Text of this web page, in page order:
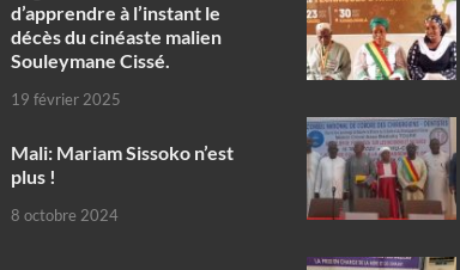
d’apprendre à l’instant le
décès du cinéaste malien
Souleymane Cissé.
19 février 2025
Mali: Mariam Sissoko n’est
plus !
8 octobre 2024